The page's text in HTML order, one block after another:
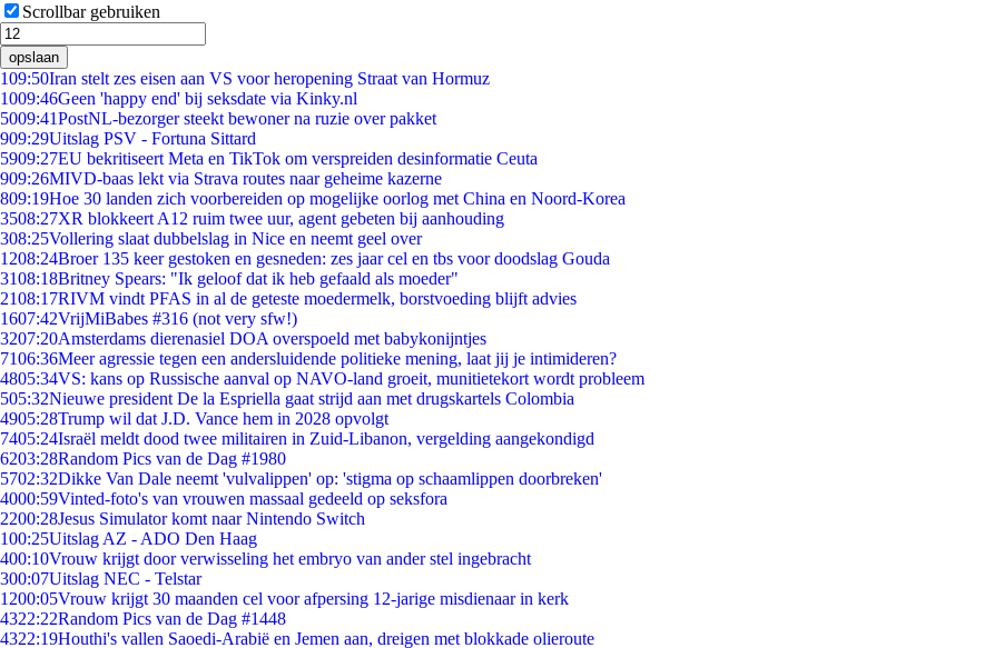
Scrollbar gebruiken
opslaan
109:50Iran stelt zes eisen aan VS voor heropening Straat van Hormuz
1009:46Geen 'happy end' bij seksdate via Kinky.nl
5009:41PostNL-bezorger steekt bewoner na ruzie over pakket
909:29Uitslag PSV - Fortuna Sittard
5909:27EU bekritiseert Meta en TikTok om verspreiden desinformatie Ceuta
909:26MIVD-baas lekt via Strava routes naar geheime kazerne
809:19Hoe 30 landen zich voorbereiden op mogelijke oorlog met China en Noord-Korea
3508:27XR blokkeert A12 ruim twee uur, agent gebeten bij aanhouding
308:25Vollering slaat dubbelslag in Nice en neemt geel over
1208:24Broer 135 keer gestoken en gesneden: zes jaar cel en tbs voor doodslag Gouda
3108:18Britney Spears: "Ik geloof dat ik heb gefaald als moeder"
2108:17RIVM vindt PFAS in al de geteste moedermelk, borstvoeding blijft advies
1607:42VrijMiBabes #316 (not very sfw!)
3207:20Amsterdams dierenasiel DOA overspoeld met babykonijntjes
7106:36Meer agressie tegen een andersluidende politieke mening, laat jij je intimideren?
4805:34VS: kans op Russische aanval op NAVO-land groeit, munitietekort wordt probleem
505:32Nieuwe president De la Espriella gaat strijd aan met drugskartels Colombia
4905:28Trump wil dat J.D. Vance hem in 2028 opvolgt
7405:24Israël meldt dood twee militairen in Zuid-Libanon, vergelding aangekondigd
6203:28Random Pics van de Dag #1980
5702:32Dikke Van Dale neemt 'vulvalippen' op: 'stigma op schaamlippen doorbreken'
4000:59Vinted-foto's van vrouwen massaal gedeeld op seksfora
2200:28Jesus Simulator komt naar Nintendo Switch
100:25Uitslag AZ - ADO Den Haag
400:10Vrouw krijgt door verwisseling het embryo van ander stel ingebracht
300:07Uitslag NEC - Telstar
1200:05Vrouw krijgt 30 maanden cel voor afpersing 12-jarige misdienaar in kerk
4322:22Random Pics van de Dag #1448
4322:19Houthi's vallen Saoedi-Arabië en Jemen aan, dreigen met blokkade olieroute